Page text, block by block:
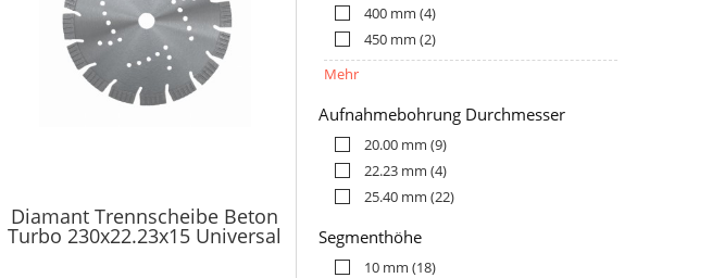
Diamant Trennscheibe Beton
Turbo 230x22.23x15 Universal
400 mm (4)
450 mm (2)
Mehr
Aufnahmebohrung Durchmesser
20.00 mm (9)
22.23 mm (4)
25.40 mm (22)
Segmenthöhe
10 mm (18)